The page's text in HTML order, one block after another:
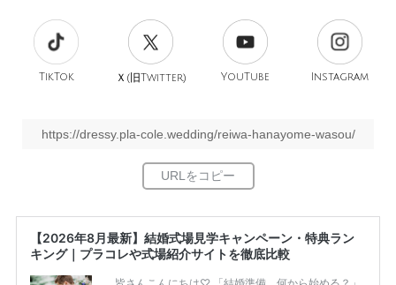
TikTok Ｘ(旧Twitter) YouTube Instagram
https://dressy.pla-cole.wedding/reiwa-hanayome-wasou/
【2026年8月最新】結婚式場見学キャンペーン・特典ラン
キング｜プラコレや式場紹介サイトを徹底比較